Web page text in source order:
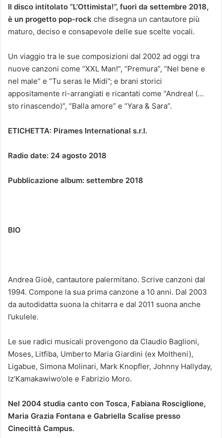
Il disco intitolato “L’Ottimista!”, fuori da settembre 2018,
è un progetto pop-rock che disegna un cantautore più
maturo, deciso e consapevole delle sue scelte vocali.
Un viaggio tra le sue composizioni dal 2002 ad oggi tra
nuove canzoni come “XXL Man!”, “Premura”, “Nel bene e
nel male” e “Tu seras le Midi”; e brani storici
appositamente ri-arrangiati e ricantati come “Andrea! (…
sto rinascendo)”, “Balla amore” e “Yara & Sara”.
ETICHETTA: Pirames International s.r.l.
Radio date: 24 agosto 2018
Pubblicazione album: settembre 2018
BIO
Andrea Gioè, cantautore palermitano. Scrive canzoni dal
1994. Compone la sua prima canzone a 10 anni. Dal 2003
da autodidatta suona la chitarra e dal 2011 suona anche
l’ukulele.
Le sue radici musicali provengono da Claudio Baglioni,
Moses, Litfiba, Umberto Maria Giardini (ex Moltheni),
Ligabue, Simona Molinari, Mark Knopfler, Johnny Hallyday,
Iz’Kamakawiwo’ole e Fabrizio Moro.
Nel 2004 studia canto con Tosca, Fabiana Rosciglione,
Maria Grazia Fontana e Gabriella Scalise presso
Cinecittà Campus.